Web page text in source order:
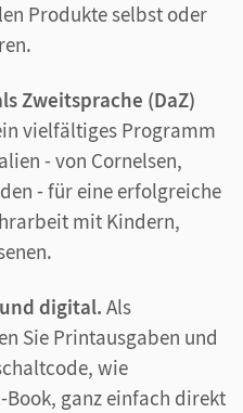
Produkte selbst oder
Zweitsprache (DaZ)
vielfältiges Programm
- von Cornelsen,
- für eine erfolgreiche
mit Kindern,
digital. Als
Sie Printausgaben und
wie
ganz einfach direkt